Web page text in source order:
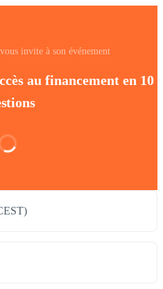
invite à son événement
au financement en 10